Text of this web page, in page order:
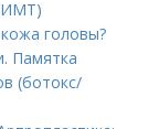
головы?
Памятка
(ботокс/